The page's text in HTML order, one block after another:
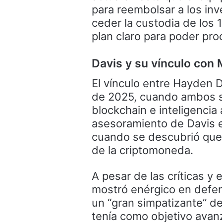
para reembolsar a los
ceder la custodia de los
plan claro para poder
Davis y su vínculo con
El vínculo entre Hayden
de 2025, cuando ambos
blockchain e
asesoramiento de Davis
cuando se descubrió
de la criptomoneda.
A pesar de las críticas y
mostró enérgico en
un “gran simpatizante”
tenía como objetivo